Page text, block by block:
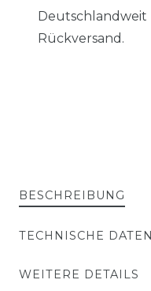
Deutschlandweit
Rückversand.
BESCHREIBUNG
TECHNISCHE DATEN
WEITERE DETAILS